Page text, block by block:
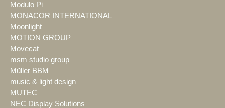
Modulo Pi
MONACOR INTERNATIONAL
Moonlight
MOTION GROUP
Movecat
msm studio group
Müller BBM
music & light design
MUTEC
NEC Display Solutions